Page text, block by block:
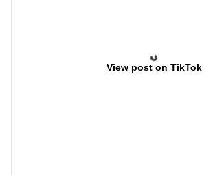
View post on TikTok